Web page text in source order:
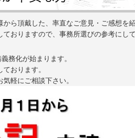
ら頂戴した、率直なご意見・ご感想を紹
おりますので、事務所選びの参考にし
務化が始まります。
おります。
軽にご相談下さい。